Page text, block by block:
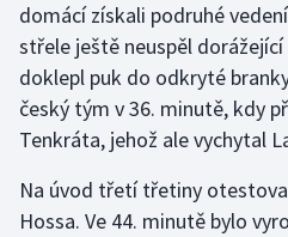
Sportovní střelba
Stolní tenis
Triatlon
domácí získali podruhé
střele ještě neuspěl
doklepl puk do odkryté
český tým v 36. minutě, kdy
Tenkráta, jehož ale vychytal
Na úvod třetí třetiny
Hossa. Ve 44. minutě bylo